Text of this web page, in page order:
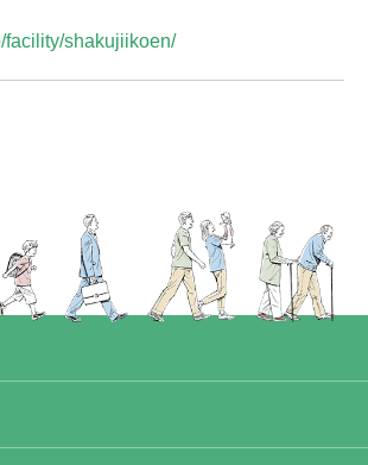
facility/shakujiikoen/